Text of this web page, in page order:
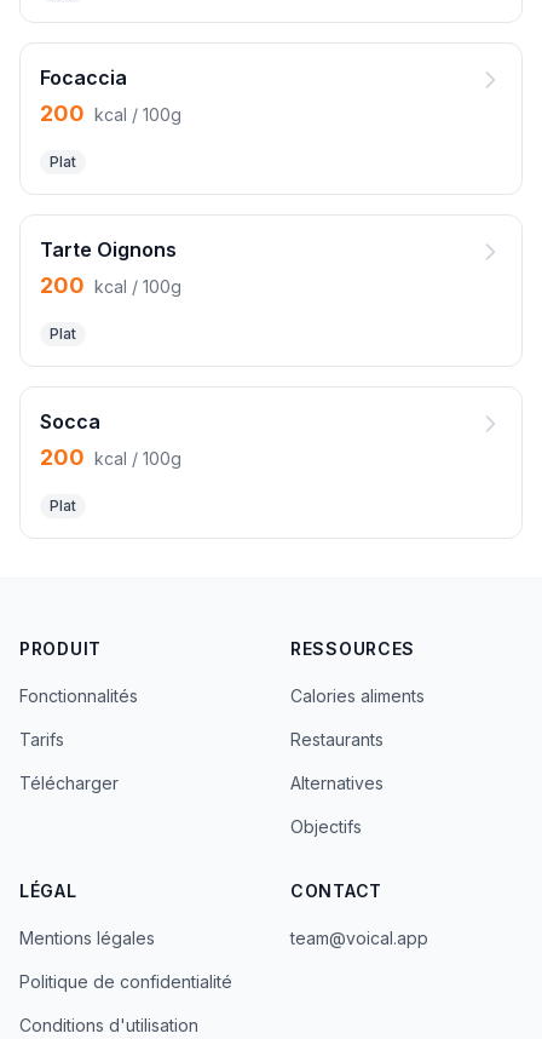
Focaccia
200 kcal / 100g
Plat
Tarte Oignons
200 kcal / 100g
Plat
Socca
200 kcal / 100g
Plat
PRODUIT
Fonctionnalités
Tarifs
Télécharger
RESSOURCES
Calories aliments
Restaurants
Alternatives
Objectifs
LÉGAL
Mentions légales
Politique de confidentialité
Conditions d'utilisation
CONTACT
team@voical.app